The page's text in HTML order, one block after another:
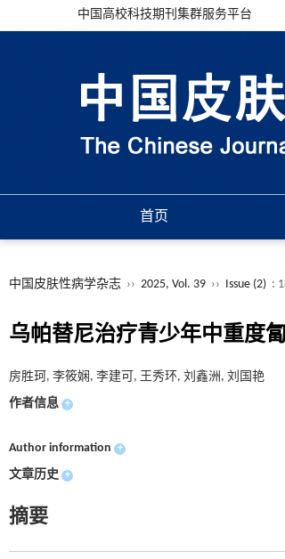
中国高校科技期刊集群服务平台
首页
中国皮肤性病学杂志 ›› 2025, Vol. 39 ›› Issue (2) :
乌帕替尼治疗青少年中重度
房胜珂, 李筱娴, 李建可, 王秀环, 刘鑫洲, 刘国艳
作者信息 +
Author information +
文章历史 +
摘要